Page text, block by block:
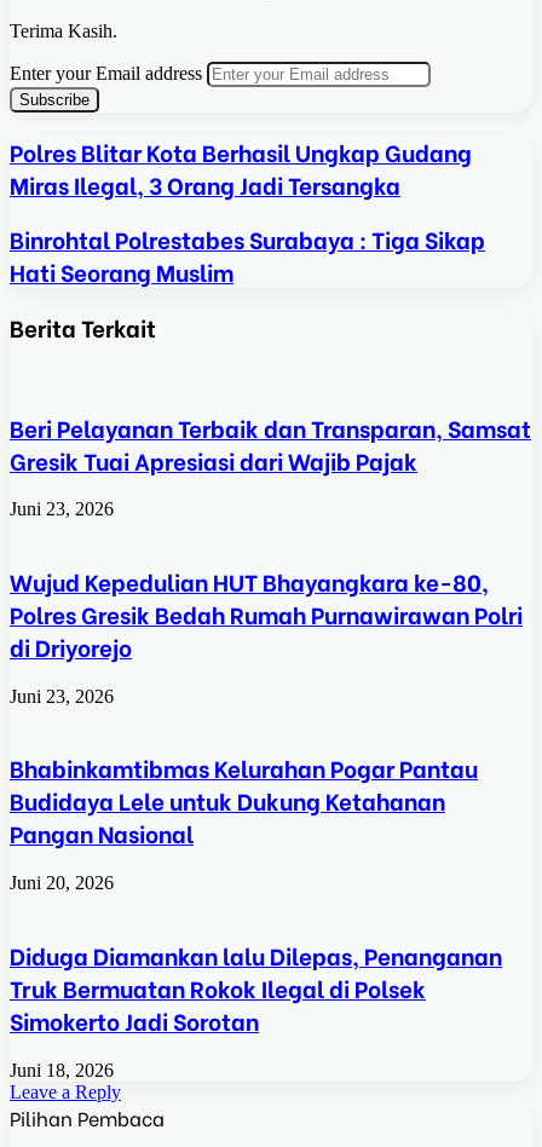
Terima Kasih.
Enter your Email address
Polres Blitar Kota Berhasil Ungkap Gudang
Miras Ilegal, 3 Orang Jadi Tersangka
Binrohtal Polrestabes Surabaya : Tiga Sikap
Hati Seorang Muslim
Berita Terkait
Beri Pelayanan Terbaik dan Transparan, Samsat
Gresik Tuai Apresiasi dari Wajib Pajak
Juni 23, 2026
Wujud Kepedulian HUT Bhayangkara ke-80,
Polres Gresik Bedah Rumah Purnawirawan Polri
di Driyorejo
Juni 23, 2026
Bhabinkamtibmas Kelurahan Pogar Pantau
Budidaya Lele untuk Dukung Ketahanan
Pangan Nasional
Juni 20, 2026
Diduga Diamankan lalu Dilepas, Penanganan
Truk Bermuatan Rokok Ilegal di Polsek
Simokerto Jadi Sorotan
Juni 18, 2026
Leave a Reply
Pilihan Pembaca